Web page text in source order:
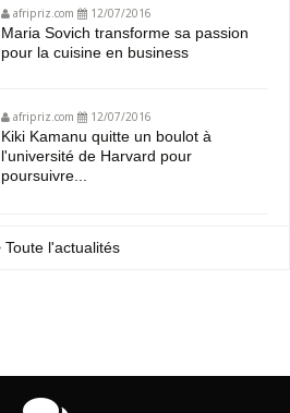
afripriz.com 12/07/2016
Maria Sovich transforme sa passion
pour la cuisine en business
afripriz.com 12/07/2016
Kiki Kamanu quitte un boulot à
l'université de Harvard pour
poursuivre...
Toute l'actualités